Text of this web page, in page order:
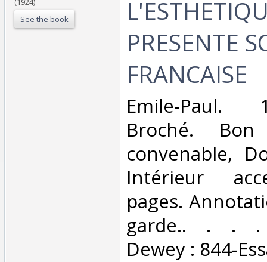
See the book
PRESENTE
FRANCAISE‎
‎Emile-Paul.
Broché.
convenable,
Intérieur
pages.
garde.. . . .
Dewey : 844-